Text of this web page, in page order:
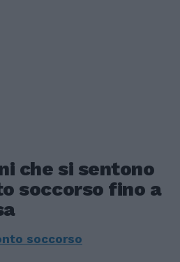
che si sentono
soccorso fino a
soccorso